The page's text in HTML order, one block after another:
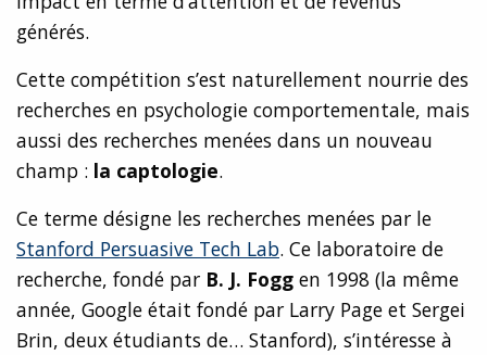
générés.
Cette compétition s’est naturellement nourrie des
recherches en psychologie comportementale, mais
aussi des recherches menées dans un nouveau
champ : la captologie.
Ce terme désigne les recherches menées par le
Stanford Persuasive Tech Lab. Ce laboratoire de
recherche, fondé par B. J. Fogg en 1998 (la même
année, Google était fondé par Larry Page et Sergei
Brin, deux étudiants de… Stanford), s’intéresse à